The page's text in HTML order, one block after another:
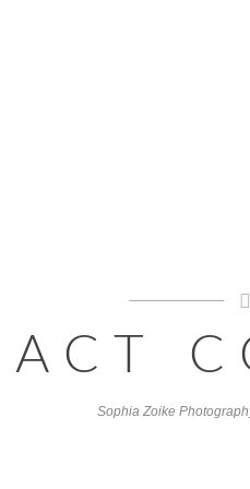
Sophia Zoike